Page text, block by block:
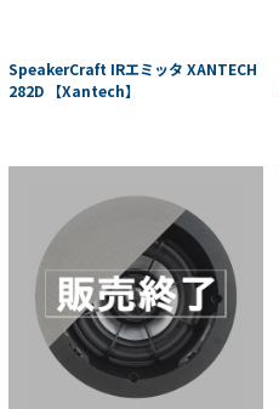
SpeakerCraft IRエミッタ XANTECH
282D 【Xantech】